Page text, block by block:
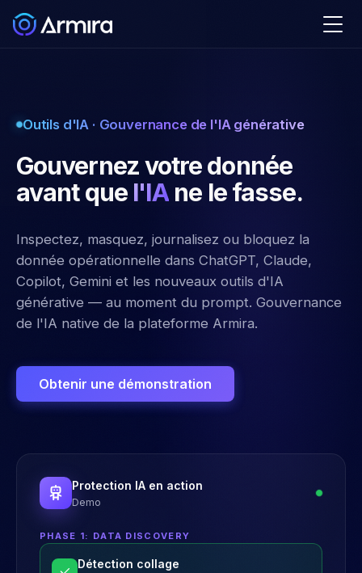
Outils d'IA · Gouvernance de l'IA générative
Gouvernez votre donnée
avant que l'IA ne le fasse.
Inspectez, masquez, journalisez ou bloquez la
donnée opérationnelle dans ChatGPT, Claude,
Copilot, Gemini et les nouveaux outils d'IA
générative — au moment du prompt. Gouvernance
de l'IA native de la plateforme Armira.
Obtenir une démonstration
Protection IA en action
Demo
PHASE 1: DATA DISCOVERY
Détection collage